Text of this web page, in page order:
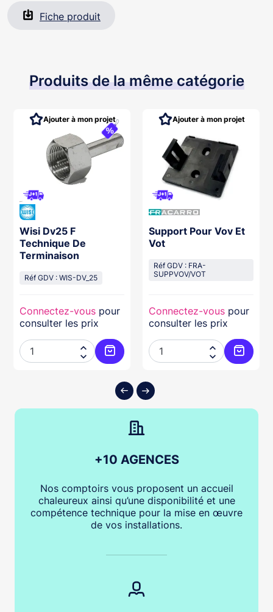
Fiche produit
Produits de la même catégorie
au panier
Wisi Dv25 F
Technique De
Terminaison
Réf GDV : WIS-DV_25
Connectez-vous pour
consulter les prix


Ajouter au panier
Ajouter à mon projet
Support Pour Vov Et
Vot
Réf GDV : FRA-
SUPPVOV/VOT
Connectez-vous pour
consulter les prix


Ajouter à mon projet
+10 AGENCES
Nos comptoirs vous proposent un accueil
chaleureux ainsi qu’une disponibilité et une
compétence technique pour la mise en œuvre
de vos installations.